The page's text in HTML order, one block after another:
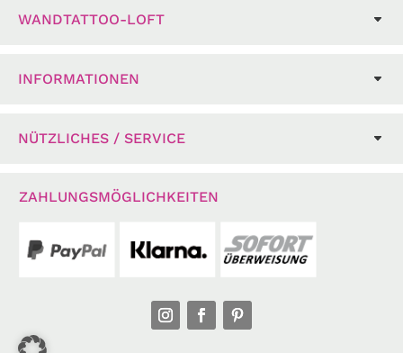
WANDTATTOO-LOFT
INFORMATIONEN
NÜTZLICHES / SERVICE
ZAHLUNGSMÖGLICHKEITEN